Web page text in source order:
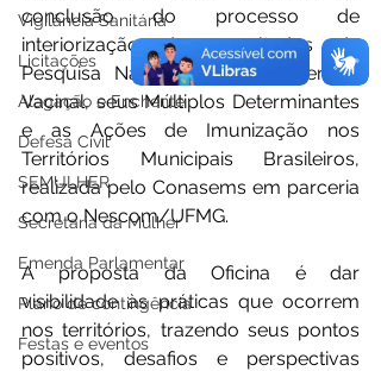
Vigilância Sanitária
Licitações
Alagação e Enchente
Defesa Civil
SEMULHER
Secretaria da Mulher
Emenda Parlamentar
Plano de contingência
Festas e eventos
conclusão do processo de
interiorização dos resultados da
Pesquisa Nacional sobre Cobertura
Vacinal, seus Múltiplos Determinantes
e as Ações de Imunização nos
Territórios Municipais Brasileiros,
realizada pelo Conasems em parceria
com o Nescom/UFMG.
﻿A proposta da Oficina é dar
visibilidade às práticas que ocorrem
nos territórios, trazendo seus pontos
positivos, desafios e perspectivas